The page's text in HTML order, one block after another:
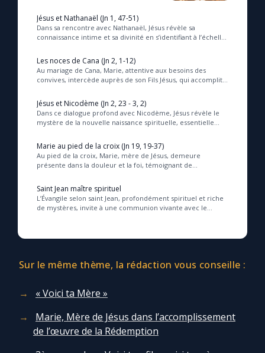
patristiques, révèle la singularité de
Jésu...
Jésus et Nathanaël (Jn 1, 47-51)
Dans sa rencontre avec Nathanaël, Jésus révèle sa
connaissance intime et sa divinité en s’identifiant à l’échelle
Les noces de Cana (Jn 2, 1-12)
Au mariage de Cana, Marie, attentive aux besoins des
convives, intercède auprès de son Fils Jésus, qui accomplit
Jésus et Nicodème (Jn 2, 23 - 3, 2)
Dans ce dialogue profond avec Nicodème, Jésus révèle le
mystère de la nouvelle naissance spirituelle, essentielle
Marie au pied de la croix (Jn 19, 19-37)
Au pied de la croix, Marie, mère de Jésus, demeure
présente dans la douleur et la foi, témoignant de
Saint Jean maître spirituel
L’Évangile selon saint Jean, profondément spirituel et riche
de mystères, invite à une communion vivante avec le
Sur le même thème, la rédaction vous conseille :
« Voici ta Mère »
Marie, Mère de Jésus dans l’accomplissement
de l’œuvre de la Rédemption